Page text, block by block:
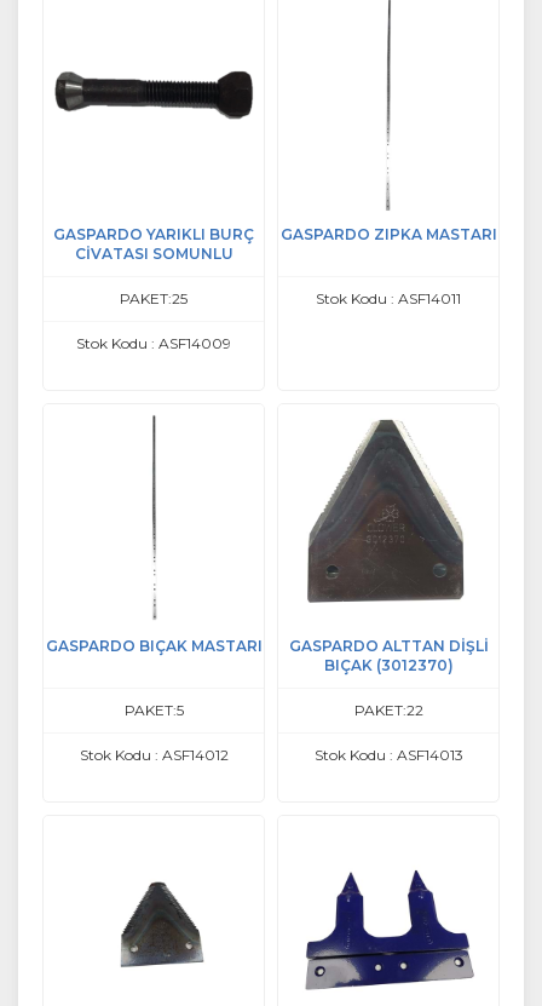
GASPARDO YARIKLI BURÇ
CİVATASI SOMUNLU
PAKET:25
Stok Kodu : ASF14009
GASPARDO ZIPKA MASTARI
Stok Kodu : ASF14011
GASPARDO BIÇAK MASTARI
PAKET:5
Stok Kodu : ASF14012
GASPARDO ALTTAN DİŞLİ
BIÇAK (3012370)
PAKET:22
Stok Kodu : ASF14013